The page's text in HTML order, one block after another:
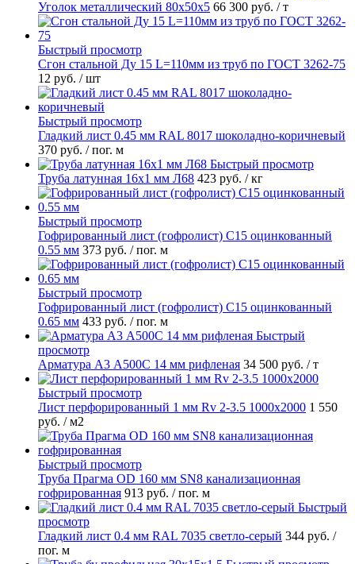
Уголок металлический 80х50х5 66 300 руб. / т
Быстрый просмотр
Сгон стальной Ду 15 L=110мм из труб по ГОСТ 3262-75
12 руб. / шт
Быстрый просмотр
Гладкий лист 0.45 мм RAL 8017 шоколадно-коричневый
370 руб. / пог. м
Быстрый просмотр
Труба латунная 16х1 мм Л68 423 руб. / кг
Быстрый просмотр
Гофрированный лист (гофролист) С15 оцинкованный
0.55 мм 373 руб. / пог. м
Быстрый просмотр
Гофрированный лист (гофролист) С15 оцинкованный
0.65 мм 433 руб. / пог. м
Быстрый
просмотр
Арматура А3 А500С 14 мм рифленая 34 500 руб. / т
Быстрый просмотр
Лист перфорированный 1 мм Rv 2-3.5 1000х2000 1 550
руб. / м2
Быстрый просмотр
Труба Прагма OD 160 мм SN8 канализационная
гофрированная 913 руб. / пог. м
Быстрый
просмотр
Гладкий лист 0.4 мм RAL 7035 светло-серый 344 руб. /
пог. м